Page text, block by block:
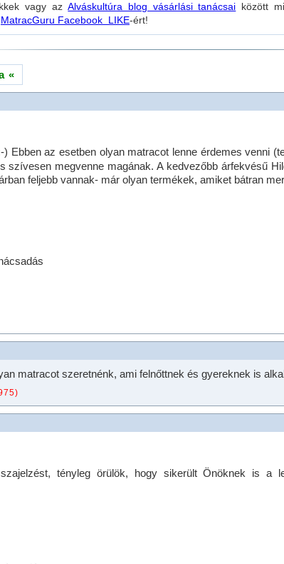
vagy azAlváskultúra blog vásárlási tanácsai között
MatracGuru Facebook LIKE-ért!
«
Ebben az esetben olyan matracot lenne érdemes venni
szívesen megvenne magának. A kedvezőbb árfekvésű
feljebb vannak- már olyan termékek, amiket bátran
matracot szeretnénk, ami felnőttnek és gyereknek is
tényleg örülök, hogy sikerült Önöknek is a